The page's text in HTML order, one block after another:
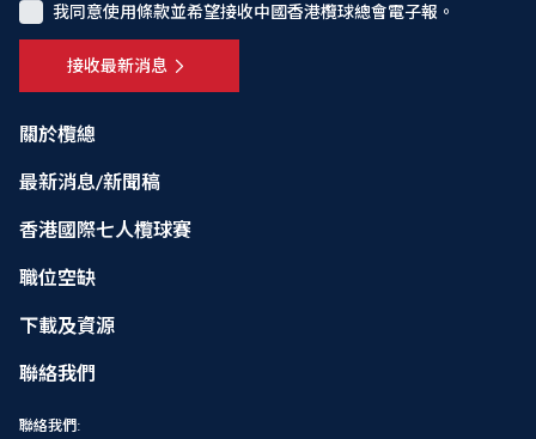
關於欖總
最新消息/新聞稿
香港國際七人欖球賽
職位空缺
下載及資源
聯絡我們
聯絡我們:
接收最新消息
我同意使用條款並希望接收中國香港欖球總會電子報。